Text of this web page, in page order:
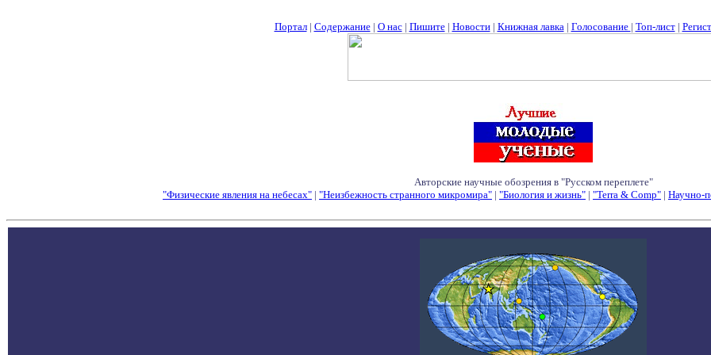
Портал| Содержание| О нас| Пишите| Новости| Книжная лавка| Голосование | Топ-лист|
Авторские научные обозрения в "Русском переплете"
"Физические явления на небесах" | "Неизбежность странного микромира" | "Биология и жизнь" | "Terra & Comp" | Научно-